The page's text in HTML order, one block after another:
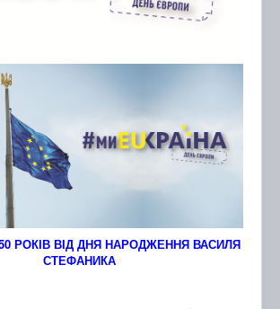
РОКІВ ВІД ДНЯ НАРОДЖЕННЯ ВАСИЛЯ
СТЕФАНИКА